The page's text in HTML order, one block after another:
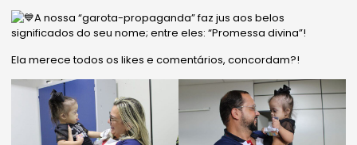
A nossa “garota-propaganda” faz jus aos belos
significados do seu nome; entre eles: “Promessa divina”!
Ela merece todos os likes e comentários, concordam?!